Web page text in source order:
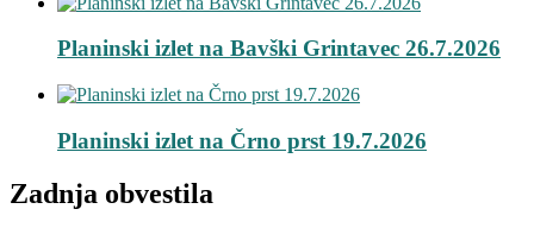
Planinski izlet na Bavški Grintavec 26.7.2026
Planinski izlet na Črno prst 19.7.2026
Zadnja obvestila